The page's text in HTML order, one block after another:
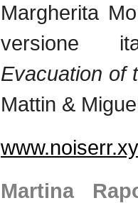
Margherita
versione
Evacuation of
Mattin &
Martina